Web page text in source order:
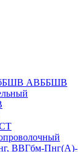
АВББШВ
ВВГбм-Пнг(А)-